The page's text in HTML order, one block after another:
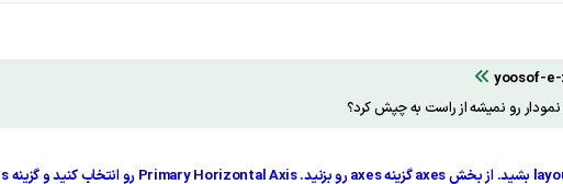
yoosof-
رو نمیشه از راست به چپش کرد؟